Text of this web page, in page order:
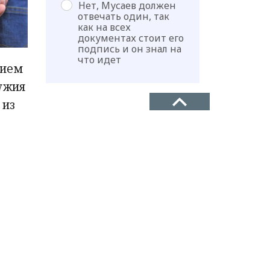
Нет, Мусаев должен
отвечать один, так
как на всех
документах стоит его
подпись и он знал на
что идет